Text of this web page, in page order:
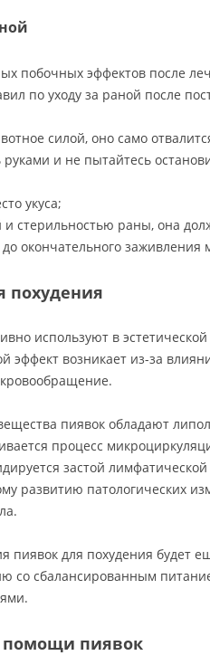
побочных эффектов после
по уходу за раной после
силой, оно само
и не пытайтесь
укуса;
и стерильностью раны, она
окончательного заживления
похудения
используют в
эффект возникает из-за
пиявок обладают
процесс
застой
развитию патологических
пиявок для похудения будет
со сбалансированным
помощи пиявок